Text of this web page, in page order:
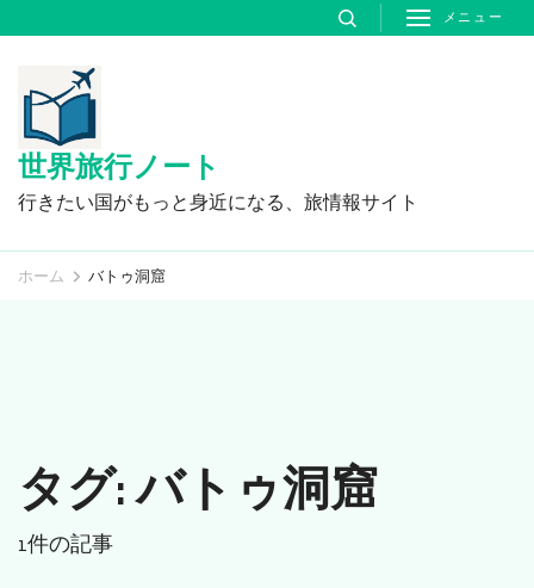
ツ
へ
キ
す)
メニュー
世界旅行ノート
行きたい国がもっと身近になる、旅情報サイト
ホーム バトゥ洞窟
タグ:バトゥ洞窟
1件の記事